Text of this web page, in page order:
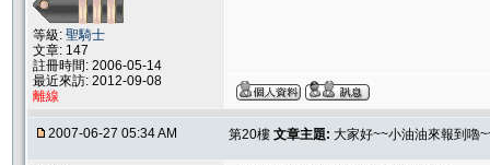
等級: 聖騎士
文章: 147
註冊時間: 2006-05-14
最近來訪: 2012-09-08
離線
2007-06-27 05:34 AM 第20樓 文章主題: 大家好~~小油油來報到嚕